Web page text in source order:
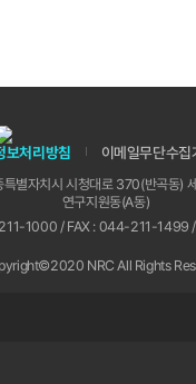
는 이미 사라졌으며, 로
인공지능(AI)이 후보 단
술 분야는 독립적으로
혁신을 이끌 것으로 예
기술 융합의 흐름에서
는 기존 산업의 구분을
보처리방침 이메일무단수집
별자치시 시청대로 370(반곡동)
연구지원동(A동)
1000 / FAX : 044-211-1499
NRC All Rights